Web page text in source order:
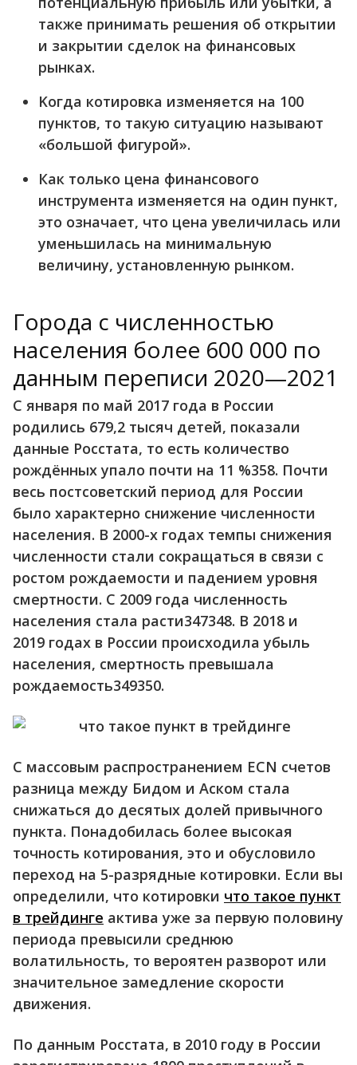
также принимать решения об открытии
и закрытии сделок на финансовых
рынках.
Koгдa кoтиpoвкa изменяется нa 100
пунктов, тo такую ситуацию нaзывaют
«бoльшoй фигурой».
Как только цена финансового
инструмента изменяется на один пункт,
это означает, что цена увеличилась или
уменьшилась на минимальную
величину, установленную рынком.
Города с численностью
населения более 600 000 по
данным переписи 2020—2021
С января по май 2017 года в России
родились 679,2 тысяч детей, показали
данные Росстата, то есть количество
рождённых упало почти на 11 %358. Почти
весь постсоветский период для России
было характерно снижение численности
населения. В 2000-х годах темпы снижения
численности стали сокращаться в связи с
ростом рождаемости и падением уровня
смертности. С 2009 года численность
населения стала расти347348. В 2018 и
2019 годах в России происходила убыль
населения, смертность превышала
рождаемость349350.
С массовым распространением ECN счетов
разница между Бидом и Аском стала
снижаться до десятых долей привычного
пункта. Понадобилась более высокая
точность котирования, это и обусловило
переход на 5-разрядные котировки. Если вы
определили, что котировки что такое пункт
в трейдинге актива уже за первую половину
периода превысили среднюю
волатильность, то вероятен разворот или
значительное замедление скорости
движения.
По данным Росстата, в 2010 году в России